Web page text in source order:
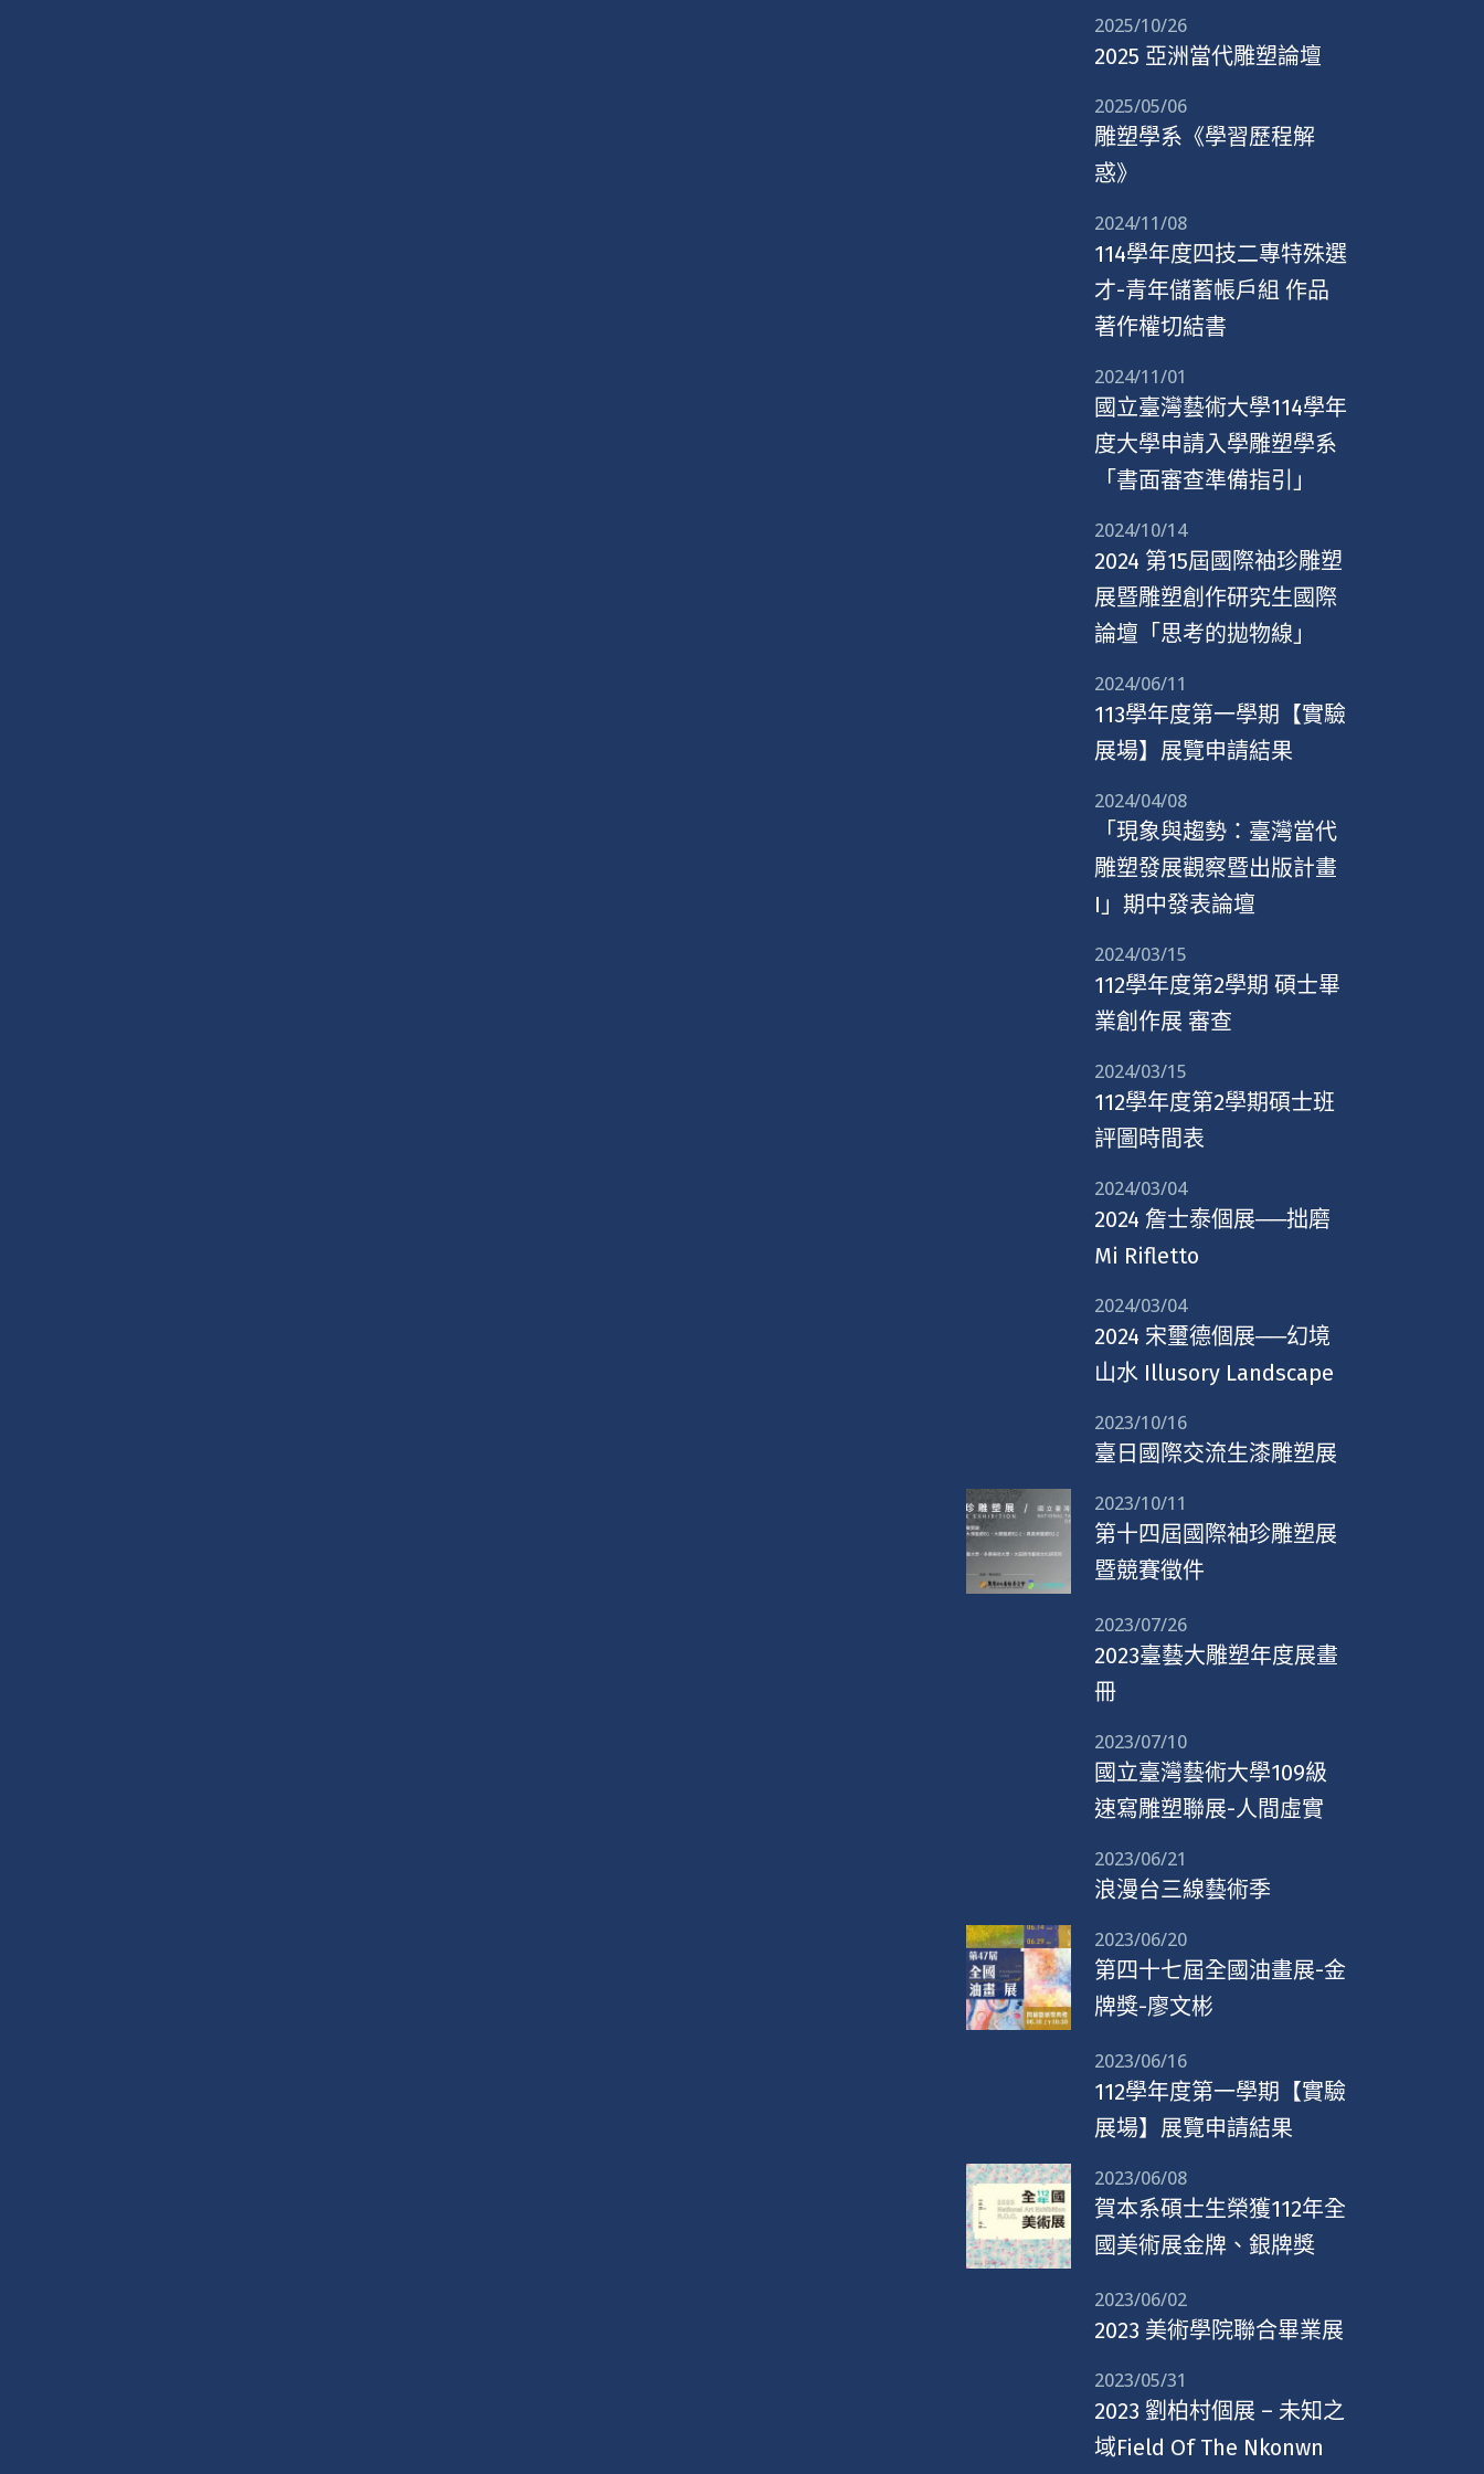
2025/10/26
2025 亞洲當代雕塑論壇
2025/05/06
雕塑學系《學習歷程解
惑》
2024/11/08
114學年度四技二專特殊選
才-青年儲蓄帳戶組 作品
著作權切結書
2024/11/01
國立臺灣藝術大學114學年
度大學申請入學雕塑學系
「書面審查準備指引」
2024/10/14
2024 第15屆國際袖珍雕塑
展暨雕塑創作研究生國際
論壇「思考的拋物線」
2024/06/11
113學年度第一學期【實驗
展場】展覽申請結果
2024/04/08
「現象與趨勢：臺灣當代
雕塑發展觀察暨出版計畫
I」期中發表論壇
2024/03/15
112學年度第2學期 碩士畢
業創作展 審查
2024/03/15
112學年度第2學期碩士班
評圖時間表
2024/03/04
2024 詹士泰個展──拙磨
Mi Rifletto
2024/03/04
2024 宋璽德個展──幻境
山水 Illusory Landscape
2023/10/16
臺日國際交流生漆雕塑展
2023/10/11
第十四屆國際袖珍雕塑展
暨競賽徵件
2023/07/26
2023臺藝大雕塑年度展畫
冊
2023/07/10
國立臺灣藝術大學109級
速寫雕塑聯展-人間虛實
2023/06/21
浪漫台三線藝術季
2023/06/20
第四十七屆全國油畫展-金
牌獎-廖文彬
2023/06/16
112學年度第一學期【實驗
展場】展覽申請結果
2023/06/08
賀本系碩士生榮獲112年全
國美術展金牌、銀牌獎
2023/06/02
2023 美術學院聯合畢業展
2023/05/31
2023 劉柏村個展 – 未知之
域Field Of The Nkonwn